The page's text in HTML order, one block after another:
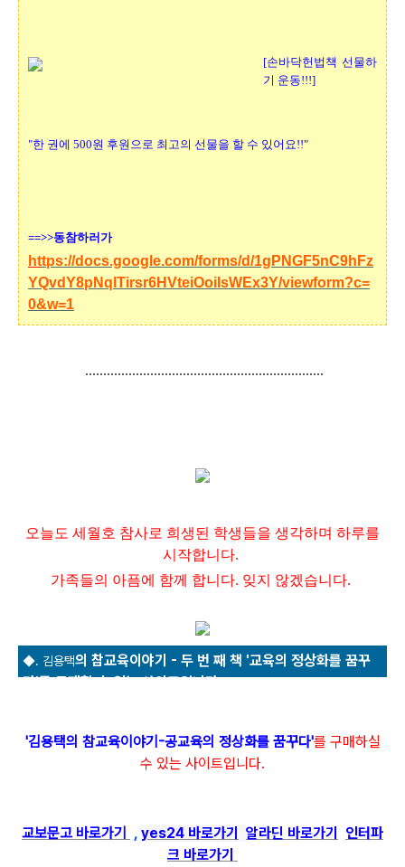
[손바닥헌법책 선물하
기 운동!!!]
"한 권에 500원 후원으로 최고의 선물을 할 수 있어요!!"
==>>동참하러가
https://docs.google.com/forms/d/1gPNGF5nC9hFz
YQvdY8pNqlTirsr6HVteiOoiIsWEx3Y/viewform?c=
0&w=1
..................................................................
오늘도 세월호 참사로 희생된 학생들을 생각하며 하루를
시작합니다.
가족들의 아픔에 함께 합니다. 잊지 않겠습니다.
◆. 김용택의 참교육이야기 - 두 번 째 책 '교육의 정상화를 꿈꾸
다'를 구매할 수 있는 사이트입니다.
'김용택의 참교육이야기-공교육의 정상화를 꿈꾸다'를 구매하실
수 있는 사이트입니다.
교보문고 바로가기 , yes24 바로가기 알라딘 바로가기
인터파
크 바로가기